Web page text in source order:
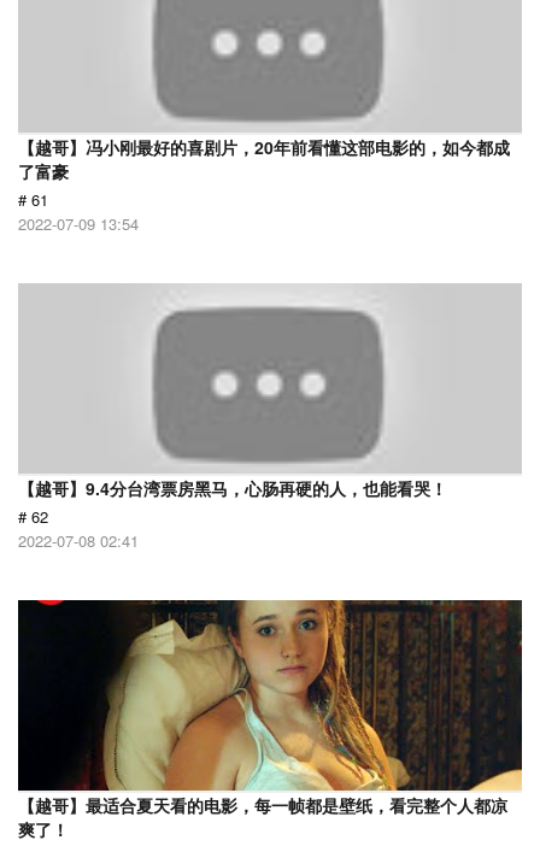
【越哥】冯小刚最好的喜剧片，20年前看懂这部电影的，如今都成
了富豪
# 61
2022-07-09 13:54
【越哥】9.4分台湾票房黑马，心肠再硬的人，也能看哭！
# 62
2022-07-08 02:41
【越哥】最适合夏天看的电影，每一帧都是壁纸，看完整个人都凉
爽了！